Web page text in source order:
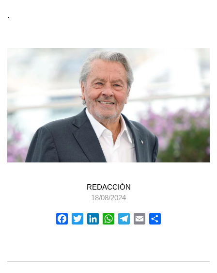
.
REDACCIÓN
18/08/2024
FacebookTwitterLinkedInWhatsApp
Telegram
Email